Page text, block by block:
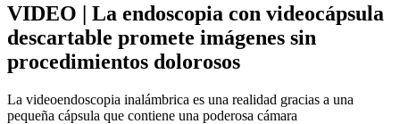
VIDEO | La endoscopia con videocápsula
descartable promete imágenes sin
procedimientos dolorosos
La videoendoscopia inalámbrica es una realidad gracias a una
pequeña cápsula que contiene una poderosa cámara